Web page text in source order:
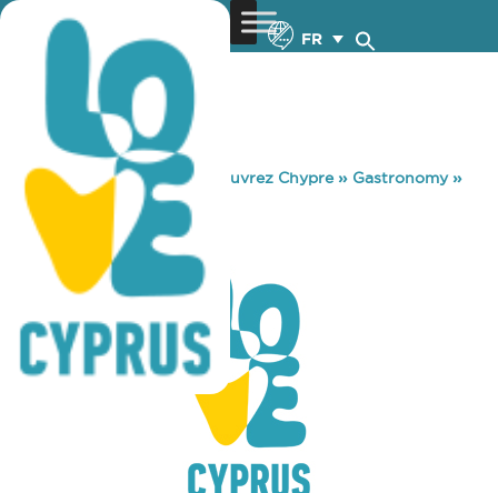
FR
You are here: Home »Découvrez Chypre» Gastronomy»
AKORA
AKORA